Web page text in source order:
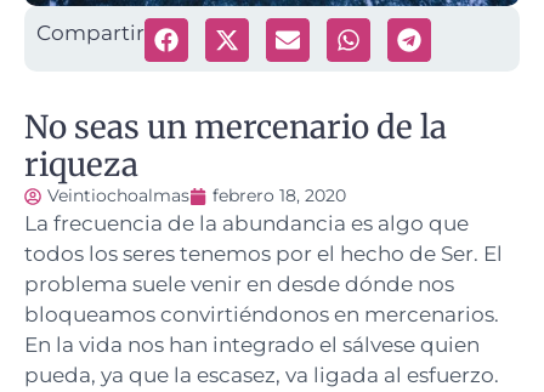
Compartir
No seas un mercenario de la
riqueza
Veintiochoalmas febrero 18, 2020
La frecuencia de la abundancia es algo que
todos los seres tenemos por el hecho de Ser. El
problema suele venir en desde dónde nos
bloqueamos convirtiéndonos en mercenarios.
En la vida nos han integrado el sálvese quien
pueda, ya que la escasez, va ligada al esfuerzo.